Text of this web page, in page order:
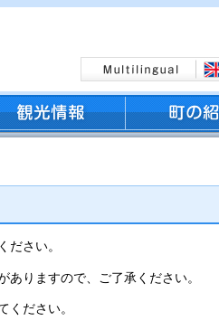
ださい。
りますので、ご了承ください。
ください。